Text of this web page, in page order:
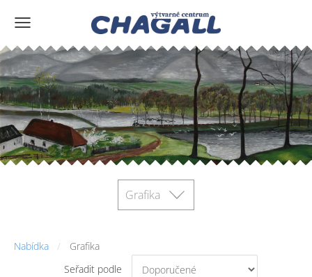
Grafika
Nabídka
Grafika
Seřadit podle